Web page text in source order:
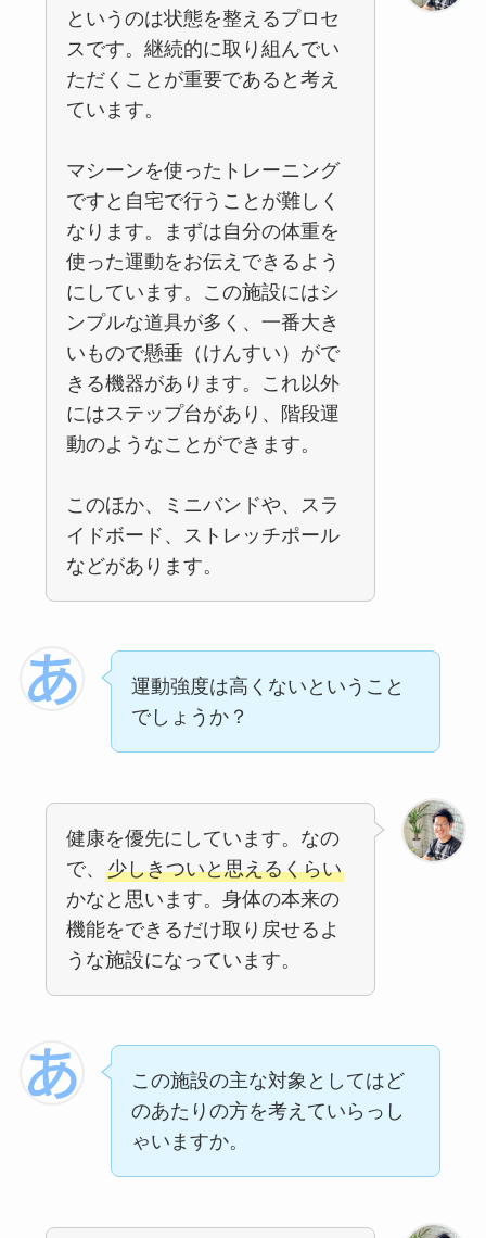
というのは状態を整えるプロセ
スです。継続的に取り組んでい
ただくことが重要であると考え
ています。
マシーンを使ったトレーニング
ですと自宅で行うことが難しく
なります。まずは自分の体重を
使った運動をお伝えできるよう
にしています。この施設にはシ
ンプルな道具が多く、一番大き
いもので懸垂（けんすい）がで
きる機器があります。これ以外
にはステップ台があり、階段運
動のようなことができます。
このほか、ミニバンドや、スラ
イドボード、ストレッチポール
などがあります。
運動強度は高くないということ
でしょうか？
健康を優先にしています。なの
で、 少しきついと思えるくらい
かなと思います。身体の本来の
機能をできるだけ取り戻せるよ
うな施設になっています。
この施設の主な対象としてはど
のあたりの方を考えていらっし
ゃいますか。